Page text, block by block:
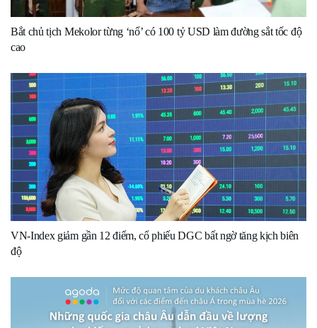
Bắt chủ tịch Mekolor từng ‘nổ’ có 100 tỷ USD làm đường sắt tốc độ
cao
VN-Index giảm gần 12 điểm, cổ phiếu DGC bất ngờ tăng kịch biên
độ